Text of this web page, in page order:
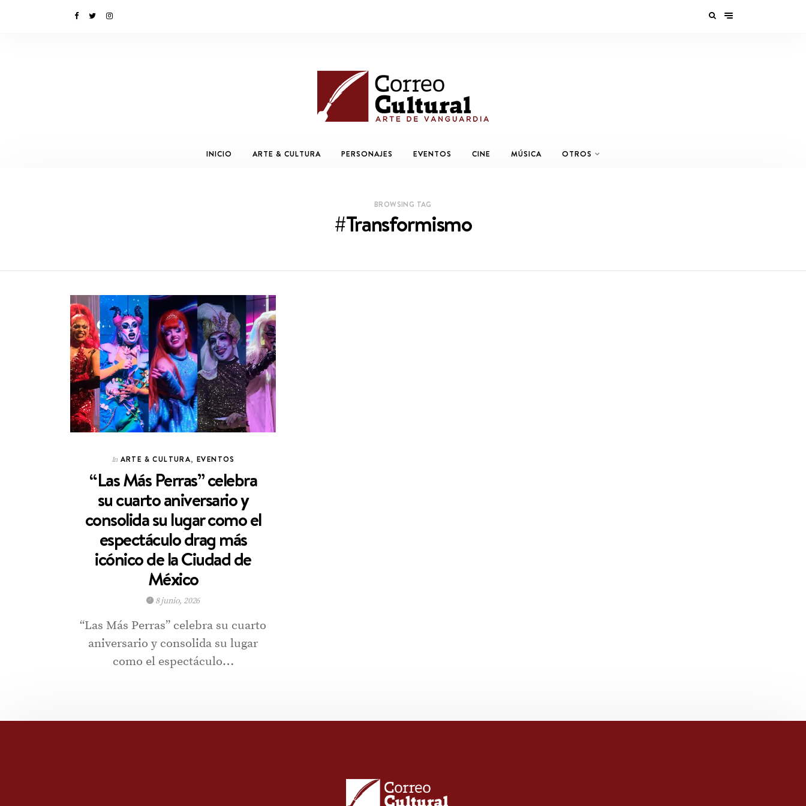
INICIO ARTE & CULTURA PERSONAJES EVENTOS CINE MÚSICA OTROS
BROWSING TAG
#Transformismo
In ARTE & CULTURA, EVENTOS
“Las Más Perras” celebra
su cuarto aniversario y
consolida su lugar como el
espectáculo drag más
icónico de la Ciudad de
México
8 junio, 2026
“Las Más Perras” celebra su cuarto
aniversario y consolida su lugar
como el espectáculo…